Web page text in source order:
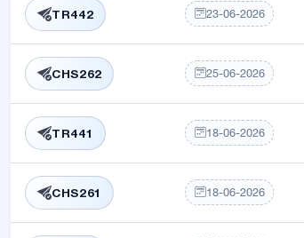
TR442 23-06-2026
CHS262 25-06-2026
TR441 18-06-2026
CHS261 18-06-2026